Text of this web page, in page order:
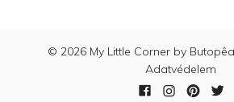
© 2026 My Little Corner by Butopêa
Adatvédelem
Facebook
Instagram